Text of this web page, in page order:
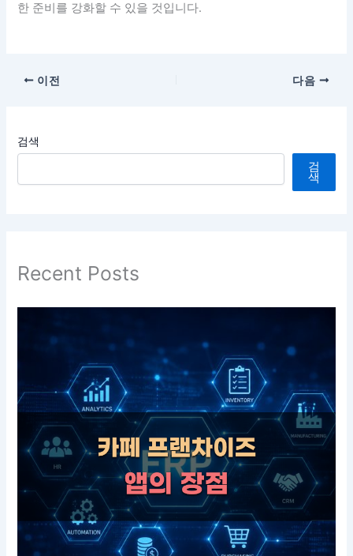
한 준비를 강화할 수 있을 것입니다.
이전 다음
검색
검
색
Recent Posts